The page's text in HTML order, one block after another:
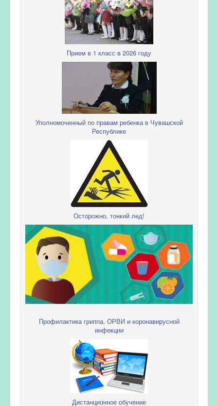
Прием в 1 класс в 2026 году
Уполномоченный по правам ребенка в Чувашской
Республике
Осторожно, тонкий лед!
Профилактика гриппа, ОРВИ и коронавирусной
инфекции
Дистанционное обучение